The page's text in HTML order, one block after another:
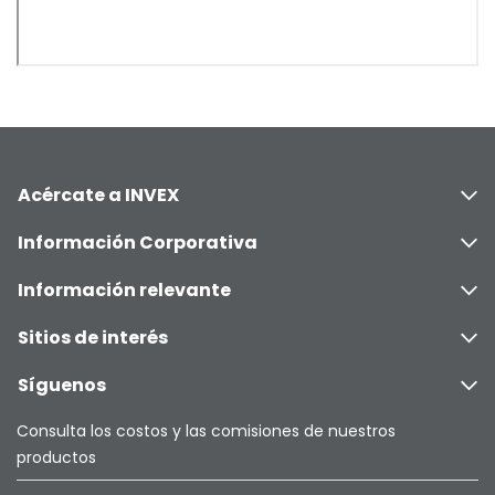
Acércate a INVEX
Información Corporativa
Información relevante
Sitios de interés
Síguenos
Consulta los costos y las comisiones de nuestros
productos